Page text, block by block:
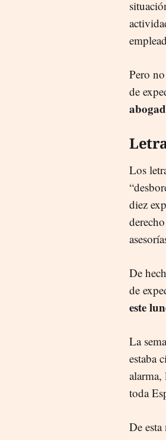
Pero
de
Los
diez
De
de
este
La
estaba
alarma,
toda
De esta